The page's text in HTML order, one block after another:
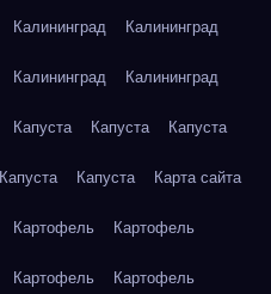
Калининград Калининград
Калининград Калининград
Капуста Капуста Капуста
Капуста Капуста Карта сайта
Картофель Картофель
Картофель Картофель